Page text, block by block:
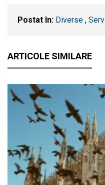
Postat în: Diverse ,
ARTICOLE SIMILARE